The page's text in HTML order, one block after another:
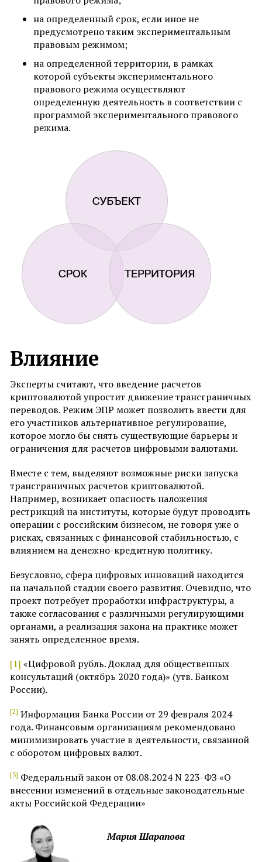
на определенный срок, если иное не
предусмотрено таким экспериментальным
правовым режимом;
на определенной территории, в рамках
которой субъекты экспериментального
правового режима осуществляют
определенную деятельность в соответствии с
программой экспериментального правового
режима.
Влияние
Эксперты считают, что введение расчетов
криптовалютой упростит движение трансграничных
переводов. Режим ЭПР может позволить ввести для
его участников альтернативное регулирование,
которое могло бы снять существующие барьеры и
ограничения для расчетов цифровыми валютами.
Вместе с тем, выделяют возможные риски запуска
трансграничных расчетов криптовалютой.
Например, возникает опасность наложения
рестрикций на институты, которые будут проводить
операции с российским бизнесом, не говоря уже о
рисках, связанных с финансовой стабильностью, с
влиянием на денежно-кредитную политику.
Безусловно, сфера цифровых инноваций находится
на начальной стадии своего развития. Очевидно, что
проект потребует проработки инфраструктуры, а
также согласования с различными регулирующими
органами, а реализация закона на практике может
занять определенное время.
[1] «Цифровой рубль. Доклад для общественных
консультаций (октябрь 2020 года)» (утв. Банком
России).
[2] Информация Банка России от 29 февраля 2024
года. Финансовым организациям рекомендовано
минимизировать участие в деятельности, связанной
с оборотом цифровых валют.
[3] Федеральный закон от 08.08.2024 N 223-ФЗ «О
внесении изменений в отдельные законодательные
акты Российской Федерации»
Мария Шарапова